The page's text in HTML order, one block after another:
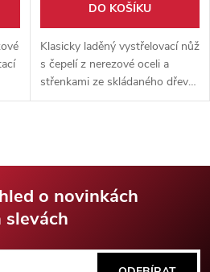
DO KOŠÍKU
Klasicky laděný vystřelovací nůž
s čepelí z nerezové oceli a
střenkami ze skládaného dřeva.
Cenově dostupný nůž, který se
o novinkách
slevách